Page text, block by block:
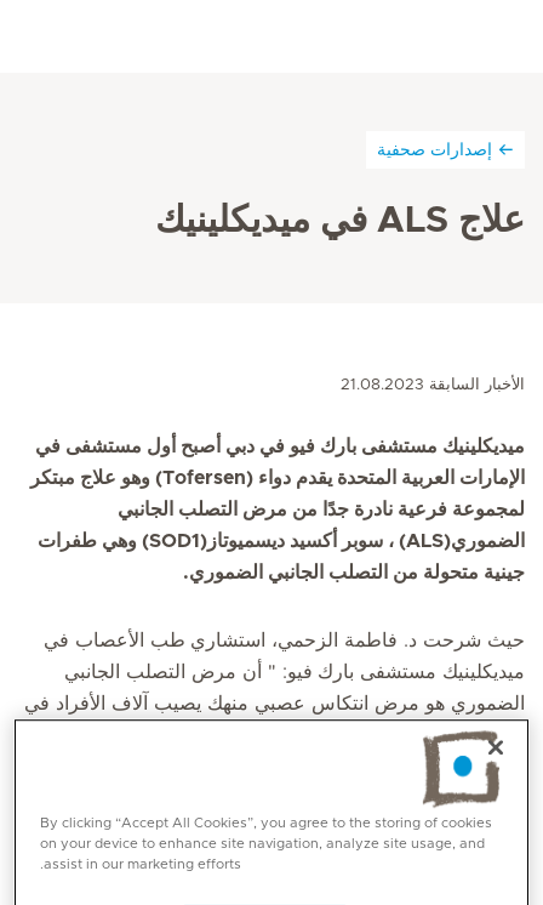
إصدارات صحفية
علاج ALS في ميديكلينيك
الأخبار السابقة 21.08.2023
ميديكلينيك مستشفى بارك فيو في دبي أصبح أول مستشفى في
الإمارات العربية المتحدة يقدم دواء (Tofersen) وهو علاج مبتكر
لمجموعة فرعية نادرة جدًا من مرض التصلب الجانبي
الضموري(ALS) ، سوبر أكسيد ديسميوتاز(SOD1) وهي طفرات
جينية متحولة من التصلب الجانبي الضموري.
حيث شرحت د. فاطمة الزحمي، استشاري طب الأعصاب في
ميديكلينيك مستشفى بارك فيو: " أن مرض التصلب الجانبي
الضموري هو مرض انتكاس عصبي منهك يصيب آلاف الأفراد في
الحالات بشكل عام".
وأضافت: " تم تصميم الدواء ليرتبط بالحمض النووي الريبوزي
By clicking “Accept All Cookies”, you agree to the storing of cookies
on your device to enhance site navigation, analyze site usage, and
assist in our marketing efforts.